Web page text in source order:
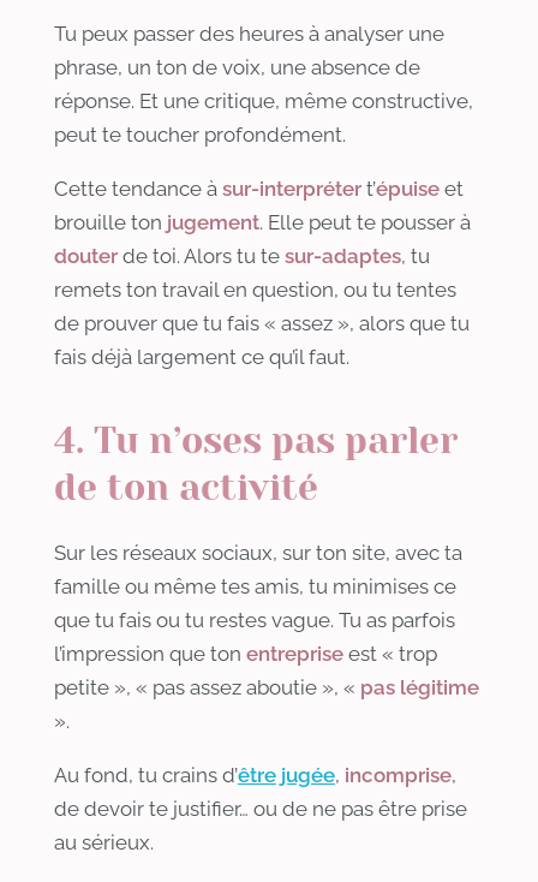
Tu peux passer des heures à analyser une
phrase, un ton de voix, une absence de
réponse. Et une critique, même constructive,
peut te toucher profondément.
Cette tendance à sur-interpréter t’épuise et
brouille ton jugement. Elle peut te pousser à
douter de toi. Alors tu te sur-adaptes, tu
remets ton travail en question, ou tu tentes
de prouver que tu fais « assez », alors que tu
fais déjà largement ce qu’il faut.
4. Tu n’oses pas parler
de ton activité
Sur les réseaux sociaux, sur ton site, avec ta
famille ou même tes amis, tu minimises ce
que tu fais ou tu restes vague. Tu as parfois
l’impression que ton entreprise est « trop
petite », « pas assez aboutie », « pas légitime
».
Au fond, tu crains d’être jugée, incomprise,
de devoir te justifier… ou de ne pas être prise
au sérieux.